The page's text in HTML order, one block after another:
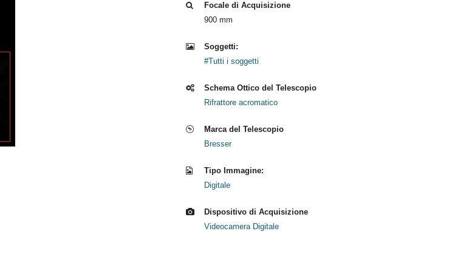
Focale di Acquisizione
900 mm
Soggetti:
#Tutti i soggetti
Schema Ottico del Telescopio
Rifrattore acromatico
Marca del Telescopio
Bresser
Tipo Immagine:
Digitale
Dispositivo di Acquisizione
Videocamera Digitale